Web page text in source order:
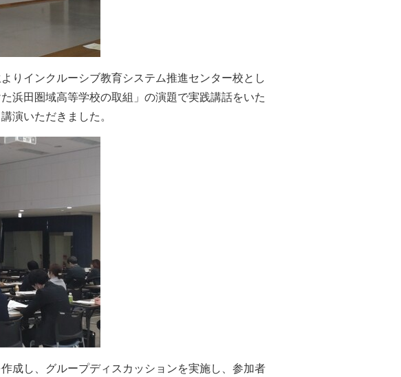
インクルーシブ教育システム推進センター校とし
浜田圏域高等学校の取組」の演題で実践講話をいた
演いただきました。
成し、グループディスカッションを実施し、参加者